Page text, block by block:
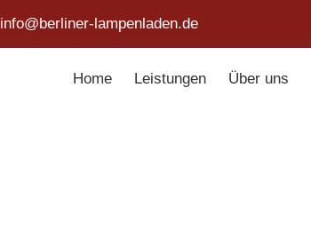
info@berliner-lampenladen.de
Home Leistungen Über uns